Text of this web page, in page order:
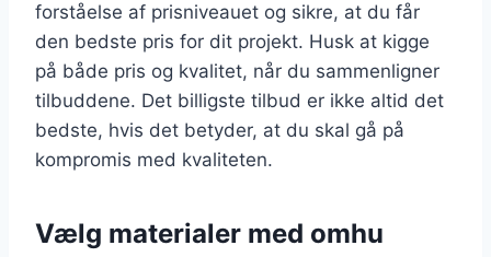
forståelse af prisniveauet og sikre, at du får
den bedste pris for dit projekt. Husk at kigge
på både pris og kvalitet, når du sammenligner
tilbuddene. Det billigste tilbud er ikke altid det
bedste, hvis det betyder, at du skal gå på
kompromis med kvaliteten.
Vælg materialer med omhu